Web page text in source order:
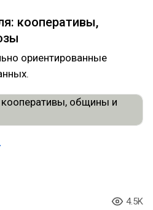
кооперативы,
ориентированные
4.5K